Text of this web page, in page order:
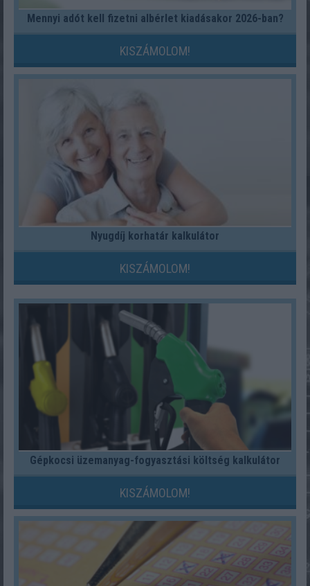
Mennyi adót kell fizetni albérlet kiadásakor 2026-ban?
KISZÁMOLOM!
Nyugdíj korhatár kalkulátor
KISZÁMOLOM!
Gépkocsi üzemanyag-fogyasztási költség kalkulátor
KISZÁMOLOM!